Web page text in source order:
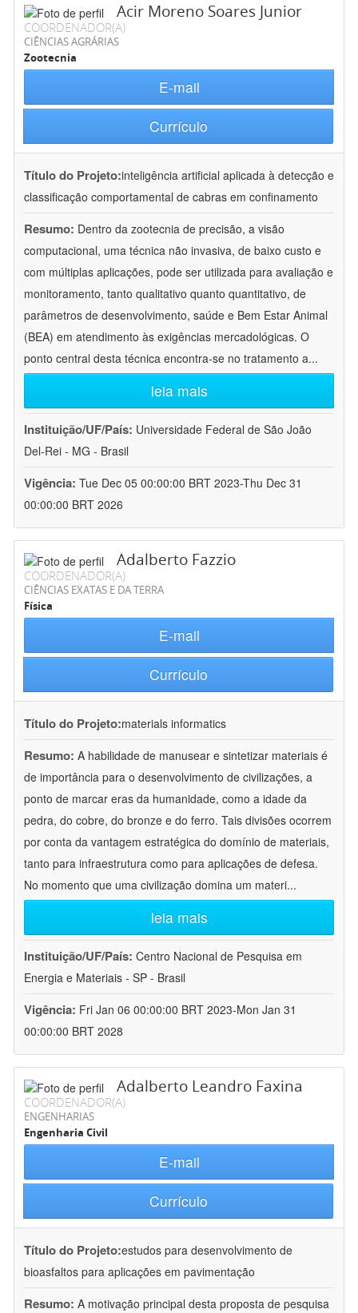
Acir Moreno Soares Junior
COORDENADOR(A)
CIÊNCIAS AGRÁRIAS
Zootecnia
E-mail
Currículo
Título do Projeto:inteligência artificial aplicada à detecção e
classificação comportamental de cabras em confinamento
Resumo: Dentro da zootecnia de precisão, a visão
computacional, uma técnica não invasiva, de baixo custo e
com múltiplas aplicações, pode ser utilizada para avaliação e
monitoramento, tanto qualitativo quanto quantitativo, de
parâmetros de desenvolvimento, saúde e Bem Estar Animal
(BEA) em atendimento às exigências mercadológicas. O
ponto central desta técnica encontra-se no tratamento a...
leia mais
Instituição/UF/País: Universidade Federal de São João
Del-Rei - MG - Brasil
Vigência: Tue Dec 05 00:00:00 BRT 2023-Thu Dec 31
00:00:00 BRT 2026
Adalberto Fazzio
COORDENADOR(A)
CIÊNCIAS EXATAS E DA TERRA
Física
E-mail
Currículo
Título do Projeto:materials informatics
Resumo: A habilidade de manusear e sintetizar materiais é
de importância para o desenvolvimento de civilizações, a
ponto de marcar eras da humanidade, como a idade da
pedra, do cobre, do bronze e do ferro. Tais divisões ocorrem
por conta da vantagem estratégica do domínio de materiais,
tanto para infraestrutura como para aplicações de defesa.
No momento que uma civilização domina um materi...
leia mais
Instituição/UF/País: Centro Nacional de Pesquisa em
Energia e Materiais - SP - Brasil
Vigência: Fri Jan 06 00:00:00 BRT 2023-Mon Jan 31
00:00:00 BRT 2028
Adalberto Leandro Faxina
COORDENADOR(A)
ENGENHARIAS
Engenharia Civil
E-mail
Currículo
Título do Projeto:estudos para desenvolvimento de
bioasfaltos para aplicações em pavimentação
Resumo: A motivação principal desta proposta de pesquisa